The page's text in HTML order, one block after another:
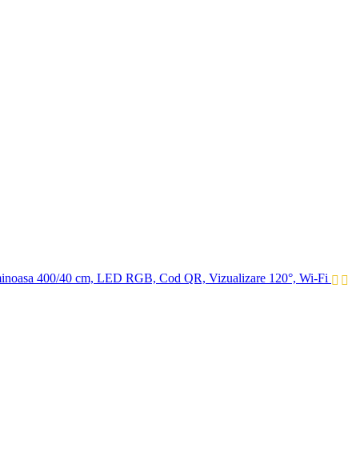
400/40 cm, LED RGB, Cod QR, Vizualizare 120°, Wi-Fi